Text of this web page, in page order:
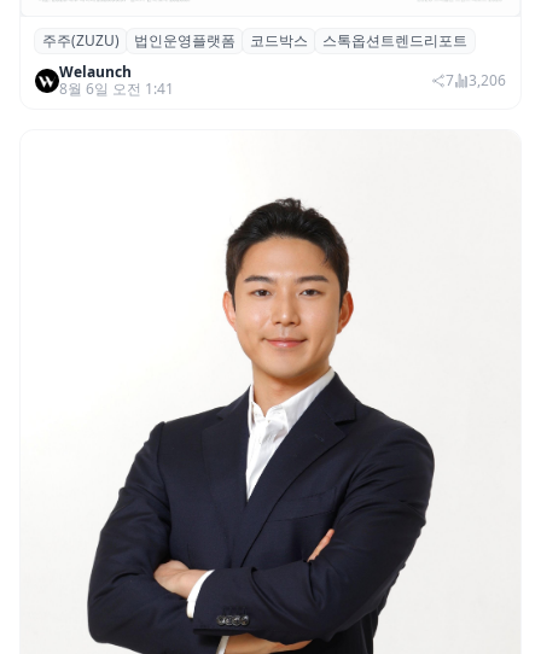
스톡옵션 취소율 2년 만에 18.2%→31.3%…
권리 발생 즉시 행사 비중도 급증
주주(ZUZU) 법인운영플랫폼 코드박스
스톡옵션트렌드리포트
Welaunch
8월 6일 오전 1:41
7 3,206